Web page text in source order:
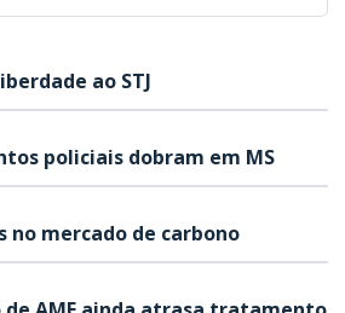
ao STJ
policiais dobram em MS
no mercado de carbono